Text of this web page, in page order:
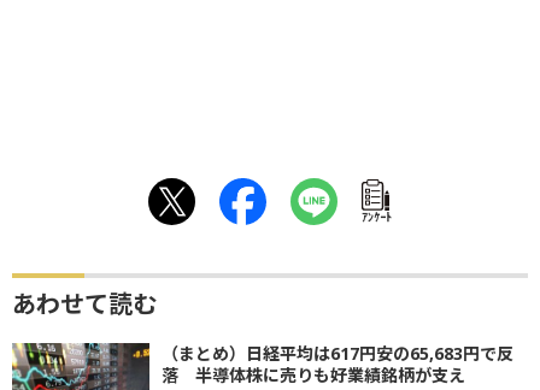
ｱﾝｹｰﾄ
あわせて読む
（まとめ）日経平均は617円安の65,683円で反
落 半導体株に売りも好業績銘柄が支え